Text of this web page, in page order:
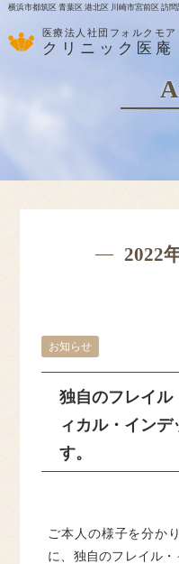
横浜市都筑区 青葉区 港北区 川崎市宮前区 訪
医療法人社団フォルクモア
クリニック医
2022
独自のフレイル
ィカル・インデ
す。
お知らせ
ご本人の様子を分か
に、独自のフレイル
ド